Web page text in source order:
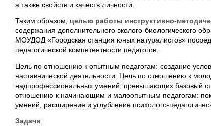
а также свойств и качеств личности.
Таким образом, целью работы инструктивно-
содержания дополнительного эколого-биологического
МОУДОД «Городская станция юных натуралистов»
педагогической компетентности педагогов.
Цель по отношению к опытным педагогам: создание
наставнической деятельности. Цель по отношению к
надпрофессиональных умений, превышающих базовый
отношению к начинающим и малоопытным педагогам:
умений, расширение и углубление психолого-
Задачи: